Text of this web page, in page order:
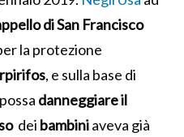
di San Francisco
la protezione
, e sulla base di
danneggiare il
dei bambiniaveva già